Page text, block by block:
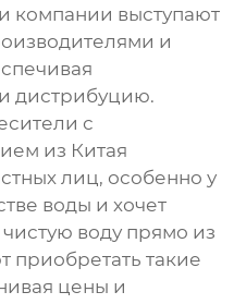
компании выступают
и
дистрибуцию.
с
из Китая
лиц, особенно у
воды и хочет
воду прямо из
приобретать такие
цены и